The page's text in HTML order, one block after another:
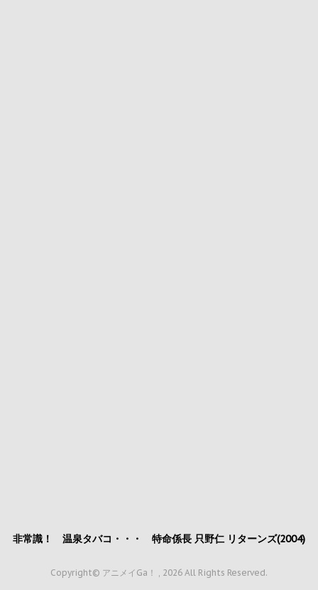
非常識！ 温泉タバコ・・・ 特命係長 只野仁 リターンズ(2004)
Copyright© アニメイGa！ , 2026 All Rights Reserved.